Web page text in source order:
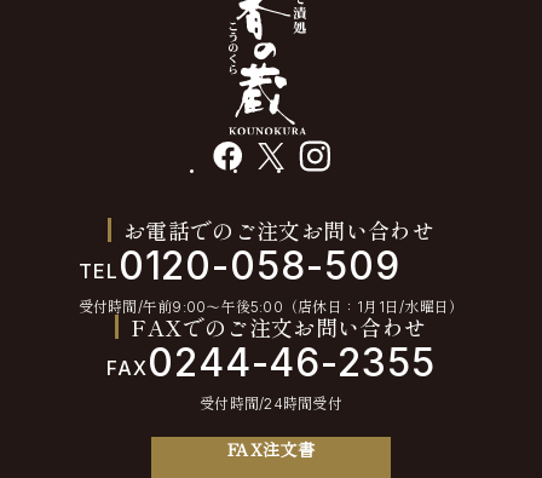
facebook instagram
お電話でのご注文お問い合わせ
TEL 0120-058-509
受付時間/午前9:00〜午後5:00（店休日：1月1日/水曜日）
FAXでのご注文お問い合わせ
FAX0244-46-2355
受付時間/24時間受付
FAX注文書